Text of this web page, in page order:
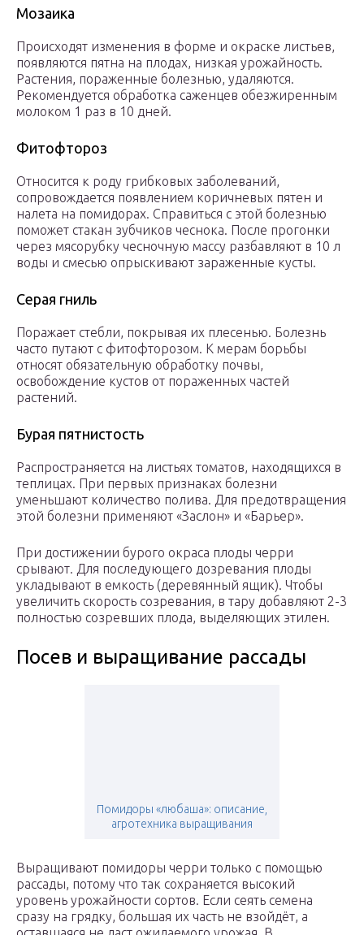
Мозаика
Происходят изменения в форме и окраске листьев,
появляются пятна на плодах, низкая урожайность.
Растения, пораженные болезнью, удаляются.
Рекомендуется обработка саженцев обезжиренным
молоком 1 раз в 10 дней.
Фитофтороз
Относится к роду грибковых заболеваний,
сопровождается появлением коричневых пятен и
налета на помидорах. Справиться с этой болезнью
поможет стакан зубчиков чеснока. После прогонки
через мясорубку чесночную массу разбавляют в 10 л
воды и смесью опрыскивают зараженные кусты.
Серая гниль
Поражает стебли, покрывая их плесенью. Болезнь
часто путают с фитофторозом. К мерам борьбы
относят обязательную обработку почвы,
освобождение кустов от пораженных частей
растений.
Бурая пятнистость
Распространяется на листьях томатов, находящихся в
теплицах. При первых признаках болезни
уменьшают количество полива. Для предотвращения
этой болезни применяют «Заслон» и «Барьер».
При достижении бурого окраса плоды черри
срывают. Для последующего дозревания плоды
укладывают в емкость (деревянный ящик). Чтобы
увеличить скорость созревания, в тару добавляют 2-3
полностью созревших плода, выделяющих этилен.
Посев и выращивание рассады
Помидоры «любаша»: описание,
агротехника выращивания
Выращивают помидоры черри только с помощью
рассады, потому что так сохраняется высокий
уровень урожайности сортов. Если сеять семена
сразу на грядку, большая их часть не взойдёт, а